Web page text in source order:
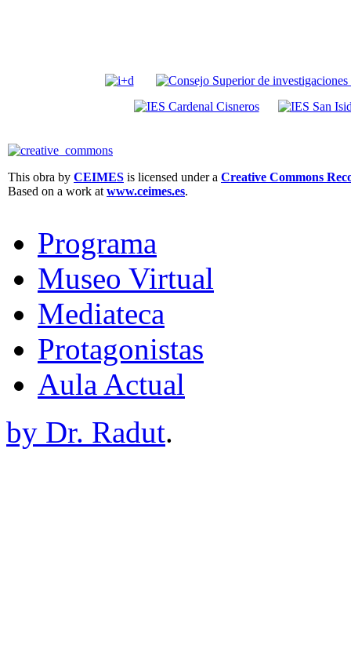
This obra by CEIMES is licensed under a Creative Commons
Based on a work at www.ceimes.es.
Programa
Museo Virtual
Mediateca
Protagonistas
Aula Actual
by Dr. Radut.